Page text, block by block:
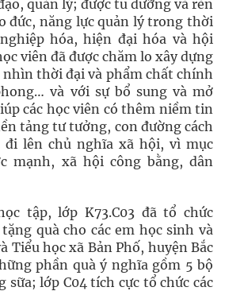
quản lý; được tu dưỡng và rèn
đức, năng lực quản lý trong thời
hóa, hiện đại hóa và hội
viên đã được chăm lo xây dựng
thời đại và phẩm chất chính
và với sự bổ sung và mở
các học viên có thêm niềm tin
tảng tư tưởng, con đường cách
đi lên chủ nghĩa xã hội, vì mục
mạnh, xã hội công bằng, dân
tập, lớp K73.C03 đã tổ chức
quà cho các em học sinh và
Tiểu học xã Bản Phố, huyện Bắc
phần quà ý nghĩa gồm 5 bộ
lớp C04 tích cực tổ chức các